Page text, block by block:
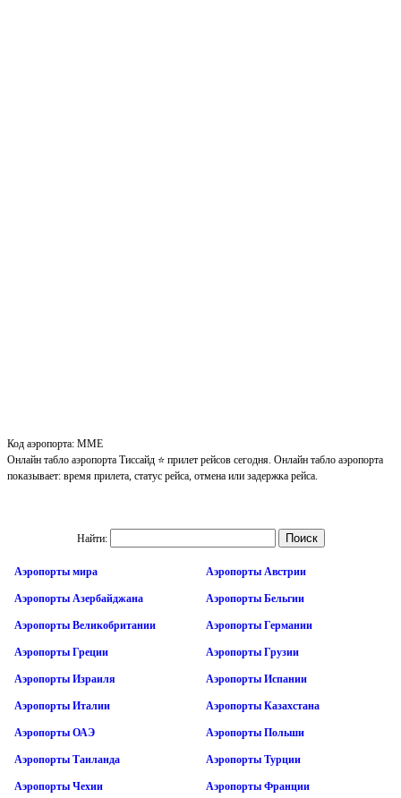
Код аэропорта: MME
Онлайн табло аэропорта Тиссайд ⭐ прилет рейсов сегодня. Онлайн табло аэропорта
показывает: время прилета, статус рейса, отмена или задержка рейса.
Найти:
Аэропорты мира Аэропорты Австрии
Аэропорты Азербайджана Аэропорты Бельгии
Аэропорты Великобритании Аэропорты Германии
Аэропорты Греции Аэропорты Грузии
Аэропорты Израиля Аэропорты Испании
Аэропорты Италии Аэропорты Казахстана
Аэропорты ОАЭ Аэропорты Польши
Аэропорты Таиланда Аэропорты Турции
Аэропорты Чехии Аэропорты Франции